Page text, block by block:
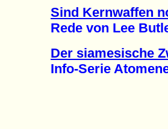
Sind Kernwaffen
Rede von Lee
Der siamesische
Info-Serie